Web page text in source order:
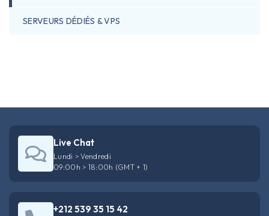
SERVEURS DÉDIÉS & VPS
Live Chat
Lundi > Vendredi
09:00h > 18:00h (GMT + 1)
+212 539 35 15 42